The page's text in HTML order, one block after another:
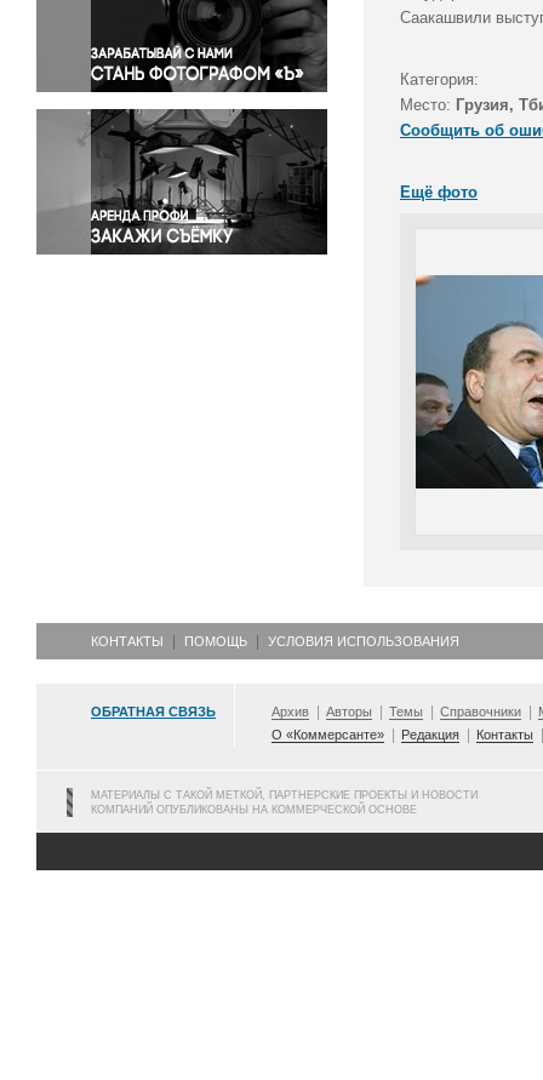
Правосудие
Происшествия и конфликты
Религия
Светская жизнь
Спорт
Экология
Экономика и бизнес
Саакашвили
Категория:
Место: Грузия,
Сообщить об
Ещё фото
КОНТАКТЫ ПОМОЩЬ УСЛОВИЯ ИСПОЛЬЗОВАНИЯ
ОБРАТНАЯ СВЯЗЬ Архив Авторы Темы Справочники
О «Коммерсанте»
Редакция Контакты
МАТЕРИАЛЫ С ТАКОЙ МЕТКОЙ, ПАРТНЕРСКИЕ ПРОЕКТЫ И НОВОСТИ
КОМПАНИЙ ОПУБЛИКОВАНЫ НА КОММЕРЧЕСКОЙ ОСНОВЕ